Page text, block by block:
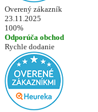
Overený zákazník
23.11.2025
100%
Odporúča obchod
Rychle dodanie